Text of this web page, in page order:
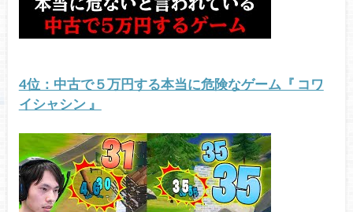
4位：中古で５万円する本当に危険なゲーム『 コワ
イシャシン 』